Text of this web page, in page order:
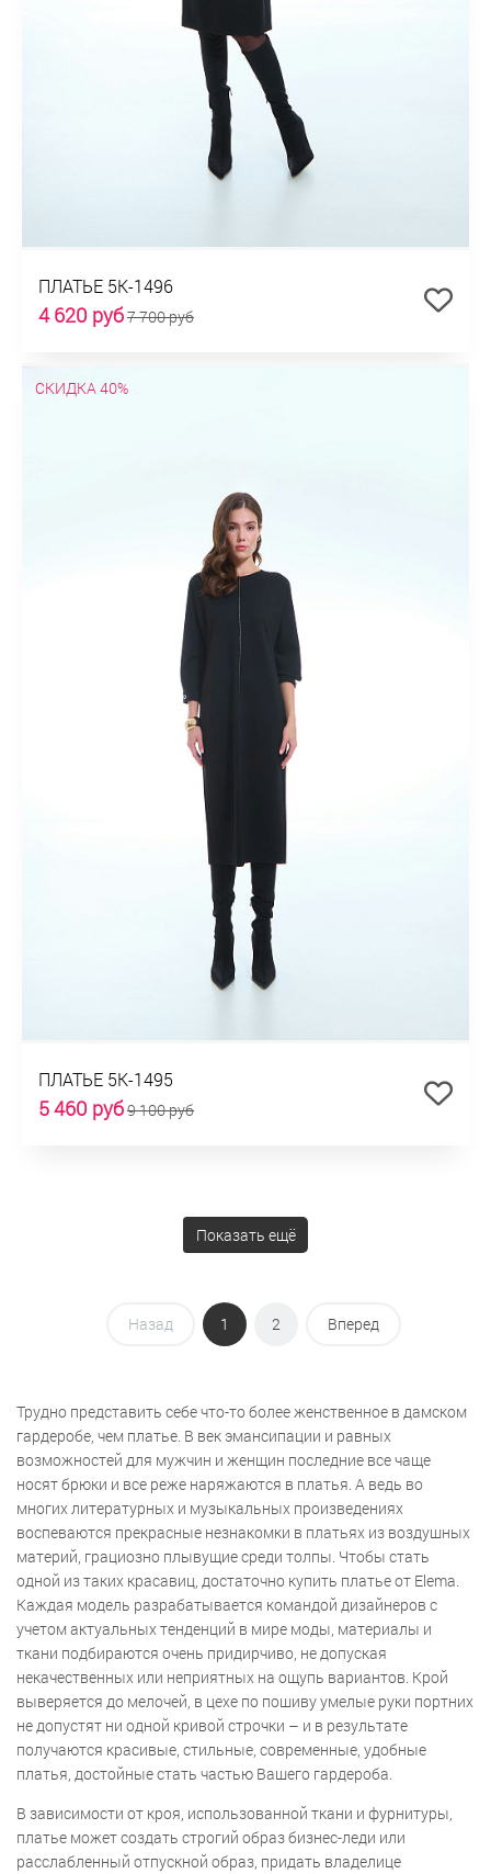
ПЛАТЬЕ 5К-1496
4 620 руб7 700 руб
СКИДКА 40%
ПЛАТЬЕ 5К-1495
5 460 руб9 100 руб
Показать ещё
Назад 1 2 Вперед
Трудно представить себе что-то более женственное в дамском
гардеробе, чем платье. В век эмансипации и равных
возможностей для мужчин и женщин последние все чаще
носят брюки и все реже наряжаются в платья. А ведь во
многих литературных и музыкальных произведениях
воспеваются прекрасные незнакомки в платьях из воздушных
материй, грациозно плывущие среди толпы. Чтобы стать
одной из таких красавиц, достаточно купить платье от Elema.
Каждая модель разрабатывается командой дизайнеров с
учетом актуальных тенденций в мире моды, материалы и
ткани подбираются очень придирчиво, не допуская
некачественных или неприятных на ощупь вариантов. Крой
выверяется до мелочей, в цехе по пошиву умелые руки портних
не допустят ни одной кривой строчки – и в результате
получаются красивые, стильные, современные, удобные
платья, достойные стать частью Вашего гардероба.
В зависимости от кроя, использованной ткани и фурнитуры,
платье может создать строгий образ бизнес-леди или
расслабленный отпускной образ, придать владелице